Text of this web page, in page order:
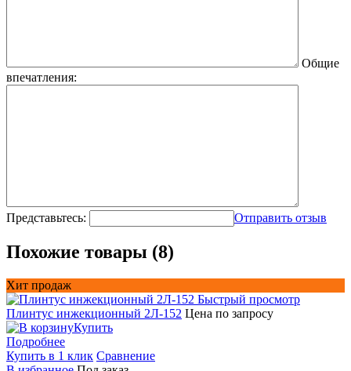
Общие
впечатления:
Представьтесь: Отправить отзыв
Похожие товары (8)
Хит продаж
Быстрый просмотр
Плинтус инжекционный 2Л-152 Цена по запросу
Купить
Подробнее
Купить в 1 клик Сравнение